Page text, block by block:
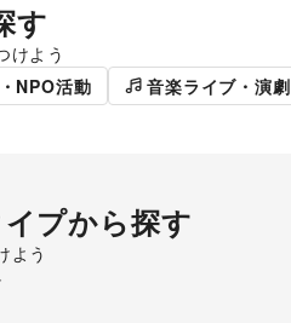
す
けよう
販促イベント
NPO活動 音楽ライブ・演劇
プから探す
よう